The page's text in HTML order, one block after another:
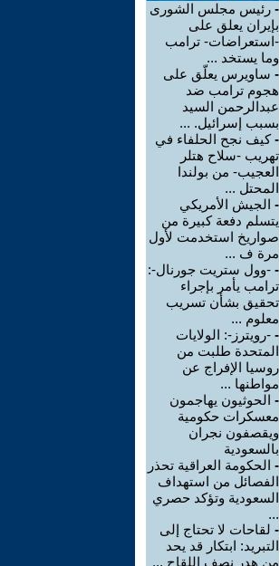
- رئيس مجلس الشورى
بإيران يعلق على
-استعراضات- ترامب
وما يستخد ...
- ساويرس يعلّق على
هجوم ترامب ضد
عبدالرحمن السيد
بسبب إسرائيل. ...
-كيف نجح الحلفاء في
تهريب -سلاح هتلر
العجيب- من بولندا
المحتل ...
- الجيش الأمريكي
يتسلم دفعة كبيرة من
صواريخ استخدمت لأول
مرة ف ...
- -وول ستريت جورنال-:
ترامب يأمر بإجراء
تحقيق بشأن تسريب
معلوم ...
- -رويترز-: الولايات
المتحدة طلبت من
روسيا الإفراج عن
مواطنها ...
- الحوثيون يهاجمون
معسكرات حكومية
ويقصفون نجران
بالسعودية
- الحكومة العراقية تحذر
الفصائل من استهداف
السعودية وتؤكد حصري
...
- لقاحات لا تحتاج إلى
التبريد: ابتكار قد يحد
من هدر نصف اللقاح ...